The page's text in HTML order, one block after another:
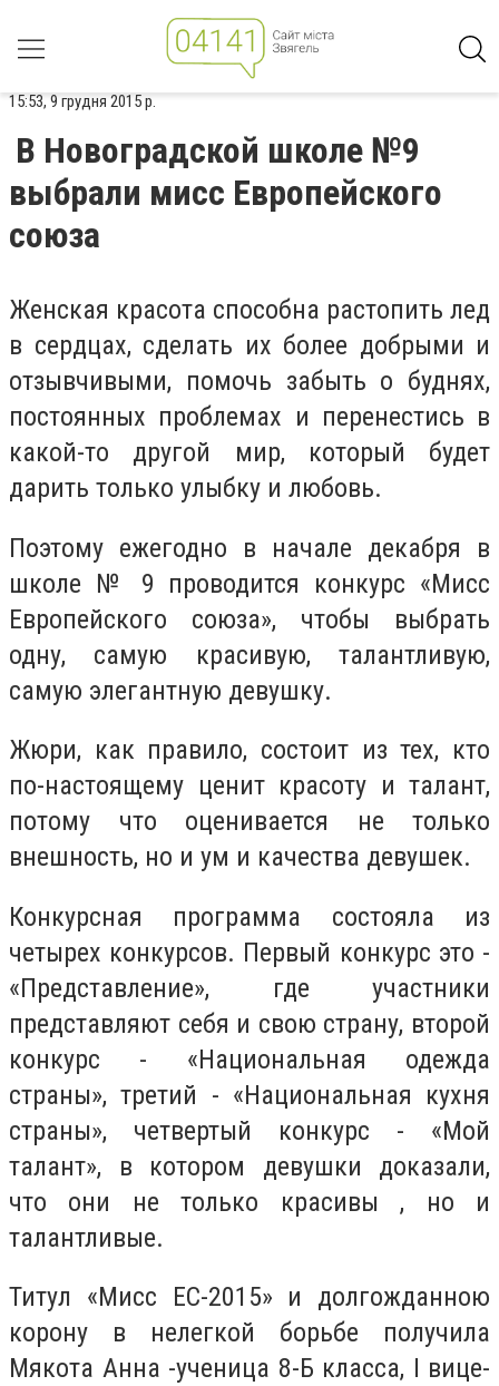
15:53, 9 грудня 2015 р.
В Новоградской школе №9
выбрали мисс Европейского
союза
Женская красота способна растопить лед
в сердцах, сделать их более добрыми и
отзывчивыми, помочь забыть о буднях,
постоянных проблемах и перенестись в
какой-то другой мир, который будет
дарить только улыбку и любовь.
Поэтому ежегодно в начале декабря в
школе № 9 проводится конкурс «Мисс
Европейского союза», чтобы выбрать
одну, самую красивую, талантливую,
самую элегантную девушку.
Жюри, как правило, состоит из тех, кто
по-настоящему ценит красоту и талант,
потому что оценивается не только
внешность, но и ум и качества девушек.
Конкурсная программа состояла из
четырех конкурсов. Первый конкурс это -
«Представление», где участники
представляют себя и свою страну, второй
конкурс - «Национальная одежда
страны», третий - «Национальная кухня
страны», четвертый конкурс - «Мой
талант», в котором девушки доказали,
что они не только красивы , но и
талантливые.
Титул «Мисс ЕС-2015» и долгожданною
корону в нелегкой борьбе получила
Мякота Анна -ученица 8-Б класса, I вице-